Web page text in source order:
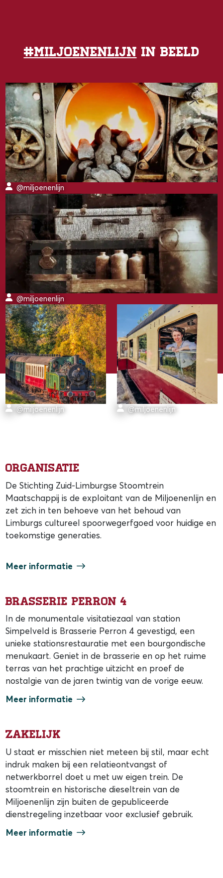
#MILJOENENLIJN IN BEELD
@miljoenenlijn
@miljoenenlijn
@miljoenenlijn @miljoenenlijn
Organisatie
De Stichting Zuid-Limburgse Stoomtrein
Maatschappij is de exploitant van de Miljoenenlijn en
zet zich in ten behoeve van het behoud van
Limburgs cultureel spoorwegerfgoed voor huidige en
toekomstige generaties.
Meer informatie
Brasserie Perron 4
In de monumentale visitatiezaal van station
Simpelveld is Brasserie Perron 4 gevestigd, een
unieke stationsrestauratie met een bourgondische
menukaart. Geniet in de brasserie en op het ruime
terras van het prachtige uitzicht en proef de
nostalgie van de jaren twintig van de vorige eeuw.
Meer informatie
Zakelijk
U staat er misschien niet meteen bij stil, maar echt
indruk maken bij een relatieontvangst of
netwerkborrel doet u met uw eigen trein. De
stoomtrein en historische dieseltrein van de
Miljoenenlijn zijn buiten de gepubliceerde
dienstregeling inzetbaar voor exclusief gebruik.
Meer informatie